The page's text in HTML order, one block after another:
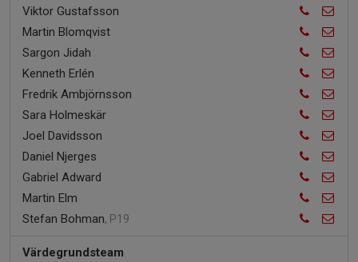
Viktor Gustafsson
Martin Blomqvist
Sargon Jidah
Kenneth Erlén
Fredrik Ambjörnsson
Sara Holmeskär
Joel Davidsson
Daniel Njerges
Gabriel Adward
Martin Elm
Stefan Bohman, P19
Värdegrundsteam